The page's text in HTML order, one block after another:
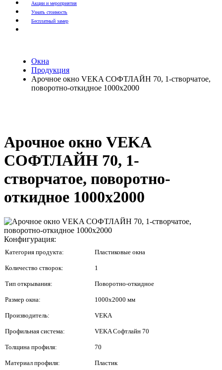
Акции и мероприятия
Узнать стоимость
Бесплатный замер
Окна
Продукция
Арочное окно VEKA СОФТЛАЙН 70, 1-створчатое,
поворотно-откидное 1000x2000
Арочное окно VEKA
СОФТЛАЙН 70, 1-
створчатое, поворотно-
откидное 1000x2000
Конфигурация:
Категория продукта: Пластиковые окна
Количество створок: 1
Тип открывания: Поворотно-откидное
Размер окна: 1000x2000 мм
Производитель: VEKA
Профильная система: VEKA Софтлайн 70
Толщина профиля: 70
Материал профиля: Пластик